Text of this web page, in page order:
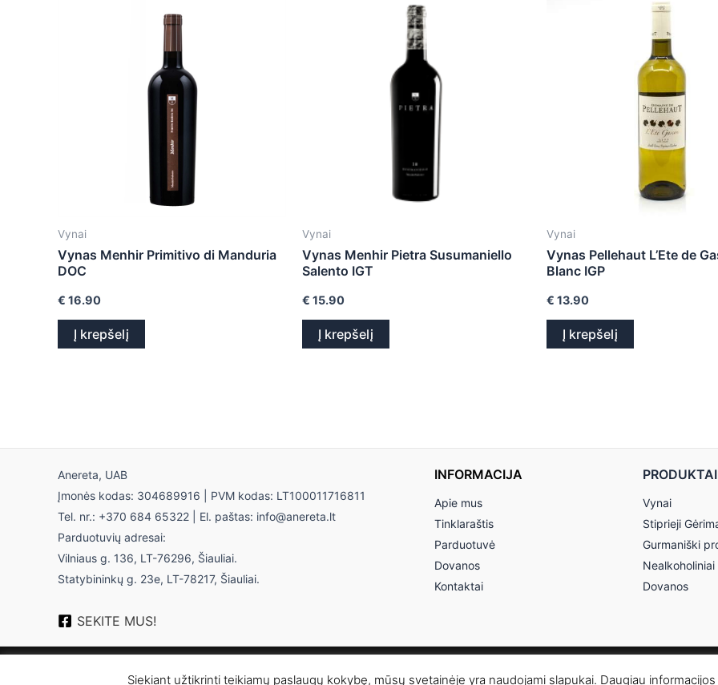
Vynai
Vynas Menhir Primitivo di Manduria
DOC
€ 16.90
Į krepšelį
Vynai
Vynas Menhir Pietra Susumaniello
Salento IGT
€ 15.90
Į krepšelį
Vynai
Vynas Pellehaut L’Ete de
Blanc IGP
€ 13.90
Į krepšelį
Anereta, UAB
Įmonės kodas: 304689916 | PVM kodas: LT100011716811
Tel. nr.: +370 684 65322 | El. paštas: info@anereta.lt
Parduotuvių adresai:
Vilniaus g. 136, LT-76296, Šiauliai.
Statybininkų g. 23e, LT-78217, Šiauliai.
SEKITE MUS!
INFORMACIJA
Apie mus
Tinklaraštis
Parduotuvė
Dovanos
Kontaktai
PRODUKTAI
Vynai
Stiprieji
Gurmaniški
Dovanos
© 2026 Anereta - Skonio Namai
Siekiant užtikrinti teikiamų paslaugų kokybę, mūsų svetainėje yra naudojami slapukai. Daugiau